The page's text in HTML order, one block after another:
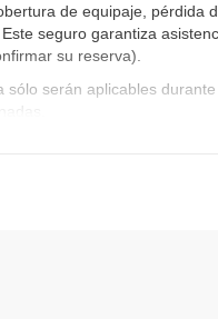
de equipaje, pérdida
seguro garantiza
su reserva)
sólo serán aplicables